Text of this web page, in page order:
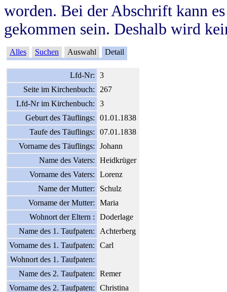
worden. Bei der Abschrift kann
gekommen sein. Deshalb wird
Alles Suchen Auswahl Detail
Lfd-Nr:
3
Seite im Kirchenbuch:
267
Lfd-Nr im Kirchenbuch:
3
Geburt des Täuflings:
01.01.1838
Taufe des Täuflings:
07.01.1838
Vorname des Täuflings:
Johann
Name des Vaters:
Heidkrüger
Vorname des Vaters:
Lorenz
Name der Mutter:
Schulz
Vorname der Mutter:
Maria
Wohnort der Eltern :
Doderlage
Name des 1. Taufpaten:
Achterberg
Vorname des 1. Taufpaten:
Carl
Wohnort des 1. Taufpaten:
Name des 2. Taufpaten:
Remer
Vorname des 2. Taufpaten:
Christina